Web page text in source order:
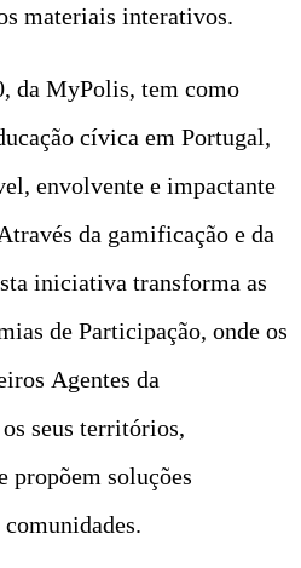
materiais interativos.
da MyPolis, tem como
cívica em Portugal,
envolvente e impactante
da gamificação e da
iniciativa transforma as
de Participação, onde os
Agentes da
seus territórios,
propõem soluções
comunidades.